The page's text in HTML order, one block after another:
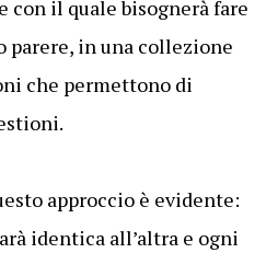
con il quale bisognerà fare
parere, in una collezione
che permettono di
approccio è evidente:
identica all’altra e ogni